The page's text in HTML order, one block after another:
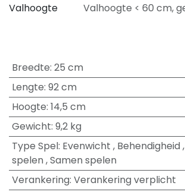
Valhoogte
Valhoogte < 60 cm,
Breedte: 25 cm
Lengte: 92 cm
Hoogte: 14,5 cm
Gewicht: 9,2 kg
Type Spel: Evenwicht , Behendigheid,
spelen,Samen spelen
Verankering: Verankering verplicht